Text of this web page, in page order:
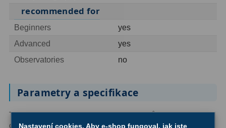
Stativy a pilíře
Objímky10
Upínací prvky13
Závaží3
recommended for
Beginners
yes
Advanced
yes
Observatories
no
Parametry a specifikace
Typ
dalekohledu:
Reflektor
Upínací průměr
okuláru:
2″
Nastavení cookies. Aby e-shop fungoval, jak jste